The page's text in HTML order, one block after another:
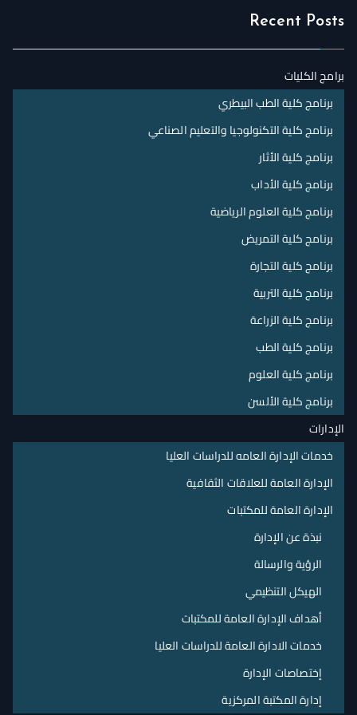
Recent Posts
برامج الكليات
برنامج كلية الطب البيطري
برنامج كلية التكنولوجيا والتعليم الصناعي
برنامج كلية الأثار
برنامج كلية الأداب
برنامج كلية العلوم الرياضية
برنامج كلية التمريض
برنامج كلية التجارة
برنامج كلية التربية
برنامج كلية الزراعة
برنامج كلية الطب
برنامج كلية العلوم
برنامج كلية الألسن
الإدارات
خدمات الإدارة العامه للدراسات العليا
الإدارة العامة للعلاقات الثقافية
الإدارة العامة للمكتبات
نبذة عن الإدارة
الرؤية والرسالة
الهيكل التنظيمي
أهداف الإدارة العامة للمكتبات
خدمات الادارة العامة للدراسات العليا
إختصاصات الإدارة
إدارة المكتبة المركزية